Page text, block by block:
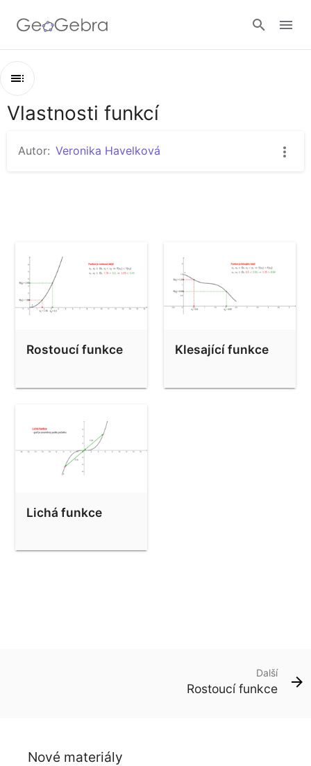
Osnova
Vlastnosti funkcí
Autor: Veronika Havelková
Rostoucí funkce Klesající funkce
Lichá funkce
Další
Rostoucí funkce
Nové materiály